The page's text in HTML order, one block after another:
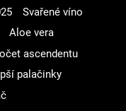
Svařené víno
Aloe vera
ascendentu
palačinky